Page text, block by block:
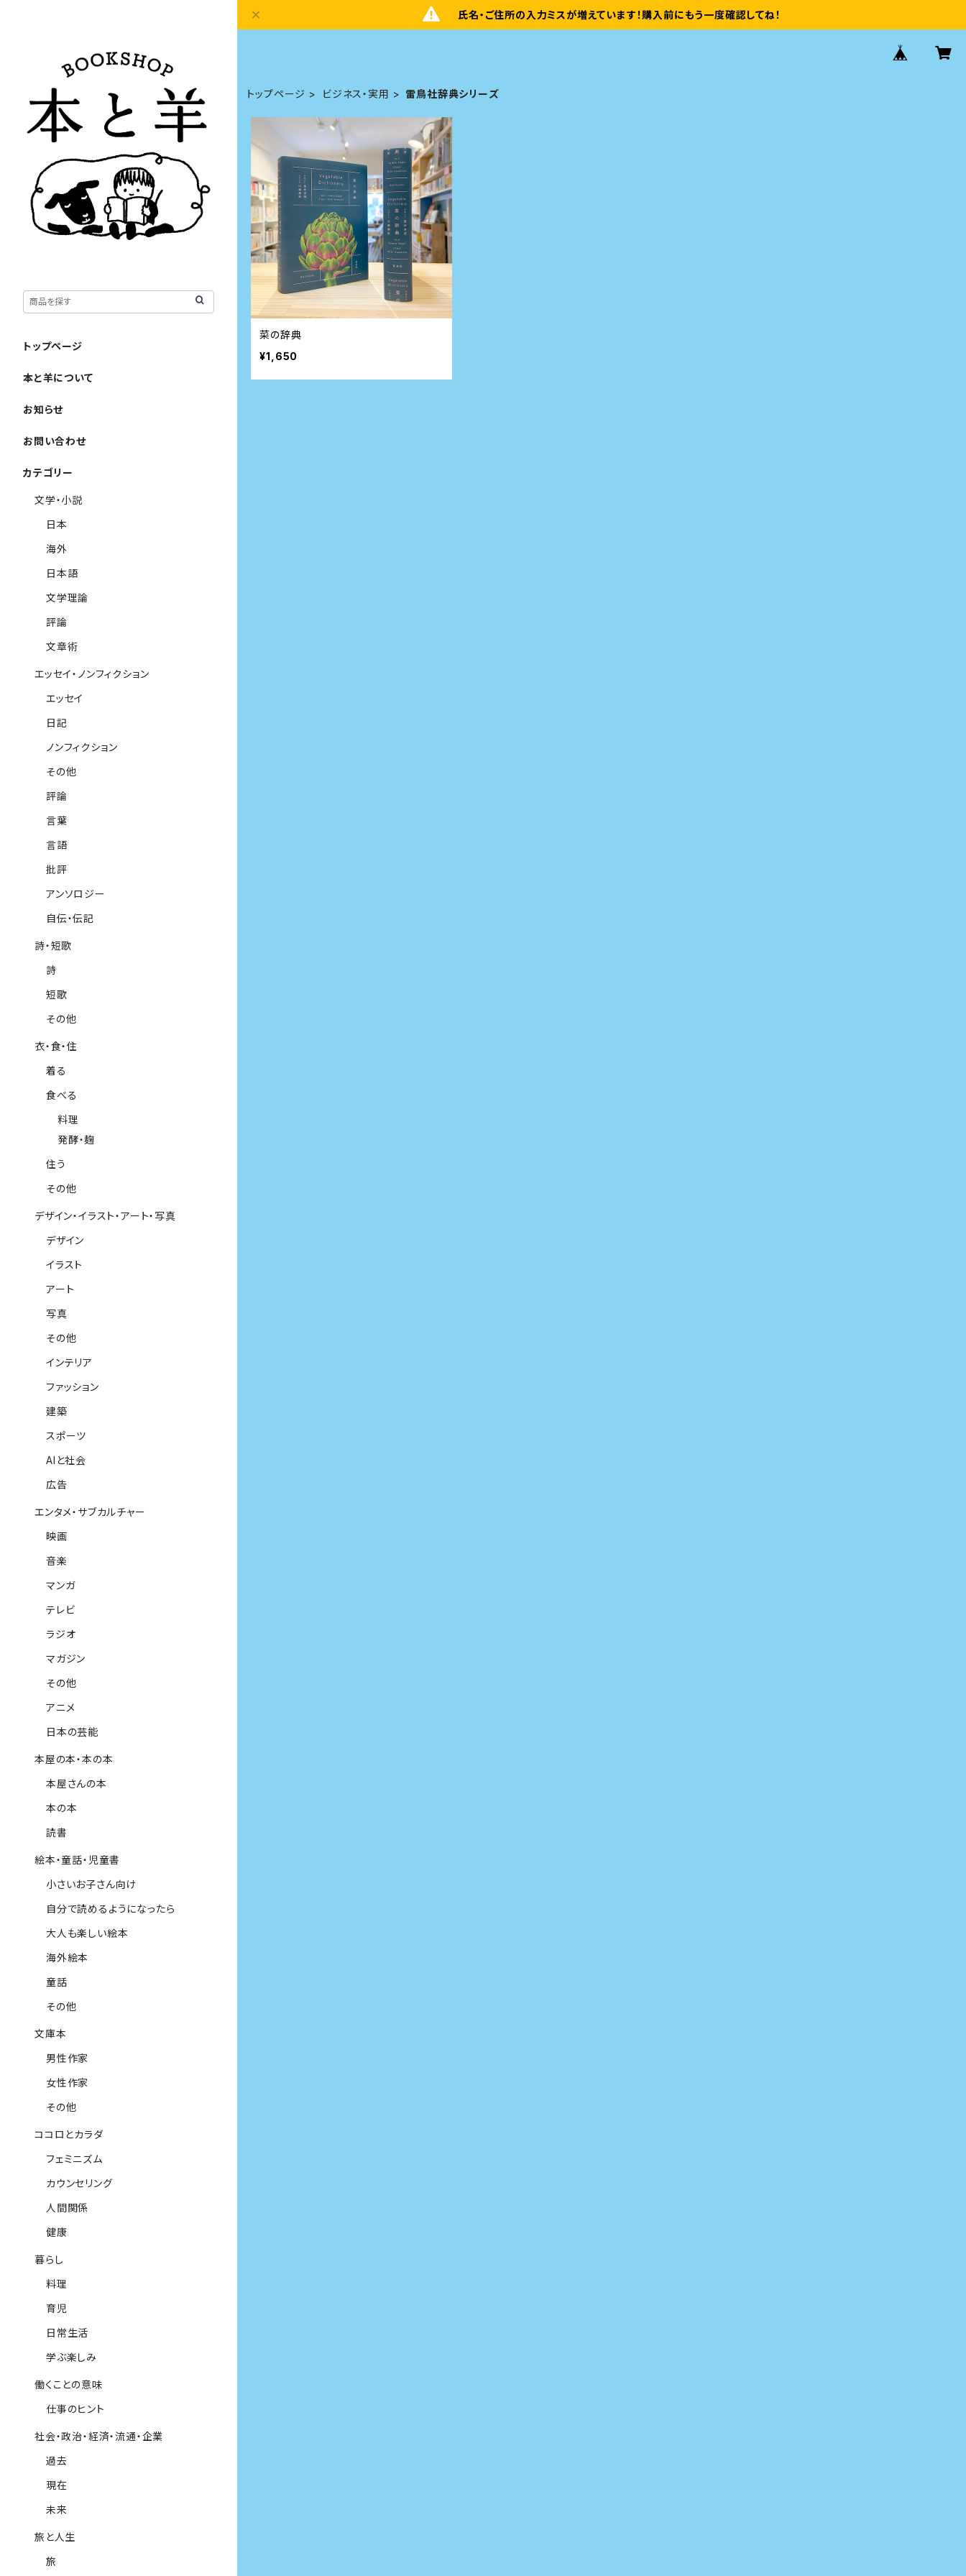
氏名・ご住所の入力ミスが増えています！購入前にもう一度確認してね！
トップページ ビジネス・実用 雷鳥社辞典シリーズ
菜の辞典
¥1,650
トップページ
本と羊について
お知らせ
お問い合わせ
カテゴリー
文学・小説
日本
海外
日本語
文学理論
評論
文章術
エッセイ・ノンフィクション
エッセイ
日記
ノンフィクション
その他
評論
言葉
言語
批評
アンソロジー
自伝・伝記
詩・短歌
詩
短歌
その他
衣・食・住
着る
食べる
料理
発酵・麹
住う
その他
デザイン・イラスト・アート・写真
デザイン
イラスト
アート
写真
その他
インテリア
ファッション
建築
スポーツ
AIと社会
広告
エンタメ・サブカルチャー
映画
音楽
マンガ
テレビ
ラジオ
マガジン
その他
アニメ
日本の芸能
本屋の本・本の本
本屋さんの本
本の本
読書
絵本・童話・児童書
小さいお子さん向け
自分で読めるようになったら
大人も楽しい絵本
海外絵本
童話
その他
文庫本
男性作家
女性作家
その他
ココロとカラダ
フェミニズム
カウンセリング
人間関係
健康
暮らし
料理
育児
日常生活
学ぶ楽しみ
働くことの意味
仕事のヒント
社会・政治・経済・流通・企業
過去
現在
未来
旅と人生
旅